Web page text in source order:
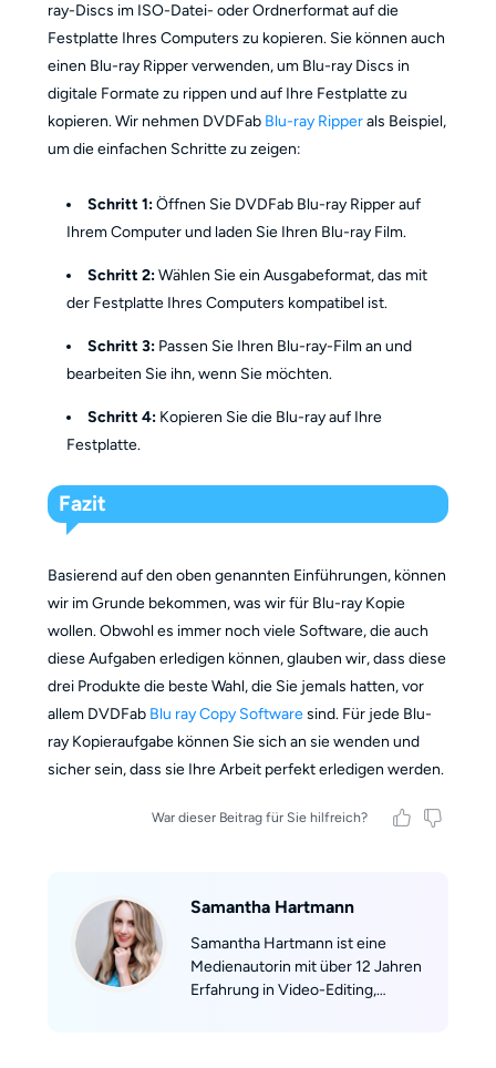
ray-Discs im ISO-Datei- oder Ordnerformat auf die
Festplatte Ihres Computers zu kopieren. Sie können auch
einen Blu-ray Ripper verwenden, um Blu-ray Discs in
digitale Formate zu rippen und auf Ihre Festplatte zu
kopieren. Wir nehmen DVDFab Blu-ray Ripperals Beispiel,
um die einfachen Schritte zu zeigen:
Schritt 1:Öffnen Sie DVDFab Blu-ray Ripper auf
Ihrem Computer und laden Sie Ihren Blu-ray Film.
Schritt 2:Wählen Sie ein Ausgabeformat, das mit
der Festplatte Ihres Computers kompatibel ist.
Schritt 3: Passen Sie Ihren Blu-ray-Film an und
bearbeiten Sie ihn, wenn Sie möchten.
Schritt 4: Kopieren Sie die Blu-ray auf Ihre
Festplatte.
Fazit
Basierend auf den oben genannten Einführungen, können
wir im Grunde bekommen, was wir für Blu-ray Kopie
wollen. Obwohl es immer noch viele Software, die auch
diese Aufgaben erledigen können, glauben wir, dass diese
drei Produkte die beste Wahl, die Sie jemals hatten, vor
allem DVDFab Blu ray Copy Softwaresind. Für jede Blu-
ray Kopieraufgabe können Sie sich an sie wenden und
sicher sein, dass sie Ihre Arbeit perfekt erledigen werden.
War dieser Beitrag für Sie hilfreich?
Samantha Hartmann
Samantha Hartmann ist eine
Medienautorin mit über 12 Jahren
Erfahrung in Video-Editing,